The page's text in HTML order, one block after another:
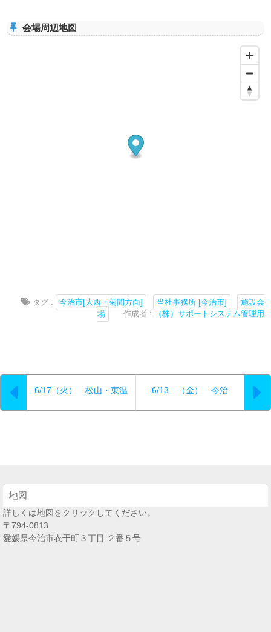
会場周辺地図
タグ : 今治市[大西・菊間方面] 当社事務所 [今治市]
施設会
場
作成者 : （株）サポートシステム管理用
6/17（火） 松山・東温 6/13 （金） 今治
地図
詳しくは地図をクリックしてください。
〒794-0813
愛媛県今治市衣干町３丁目 ２番５号